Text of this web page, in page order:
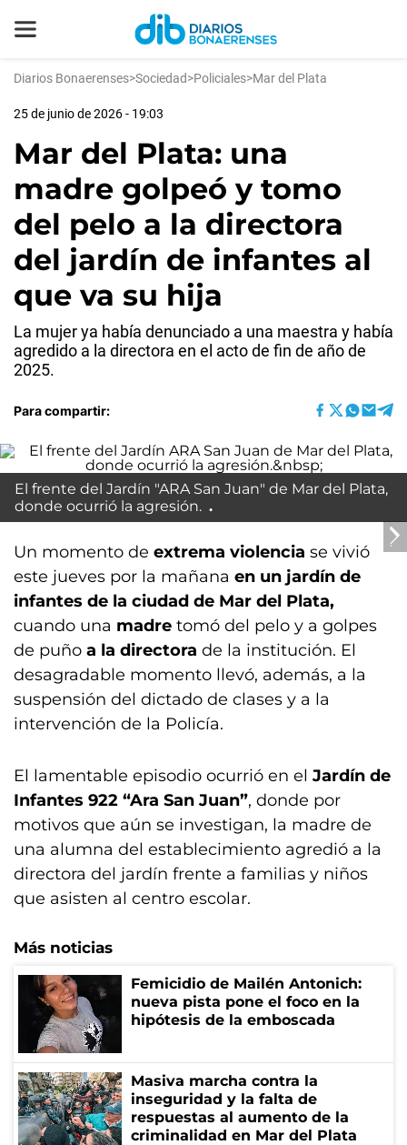
Diarios Bonaerenses>Sociedad>Policiales>Mar del Plata
25 de junio de 2026 - 19:03
Mar del Plata: una
madre golpeó y tomo
del pelo a la directora
del jardín de infantes al
que va su hija
La mujer ya había denunciado a una maestra y había
agredido a la directora en el acto de fin de año de
2025.
Para compartir:
El frente del Jardín "ARA San Juan" de Mar del Plata,
donde ocurrió la agresión.
Un momento de extrema violencia se vivió
este jueves por la mañana en un jardín de
infantes de la ciudad de Mar del Plata,
cuando una madre tomó del pelo y a golpes
de puño a la directora de la institución. El
desagradable momento llevó, además, a la
suspensión del dictado de clases y a la
intervención de la Policía.
El lamentable episodio ocurrió en el Jardín de
Infantes 922 “Ara San Juan”, donde por
motivos que aún se investigan, la madre de
una alumna del establecimiento agredió a la
directora del jardín frente a familias y niños
que asisten al centro escolar.
Más noticias
Femicidio de Mailén Antonich:
nueva pista pone el foco en la
hipótesis de la emboscada
Masiva marcha contra la
inseguridad y la falta de
respuestas al aumento de la
criminalidad en Mar del Plata